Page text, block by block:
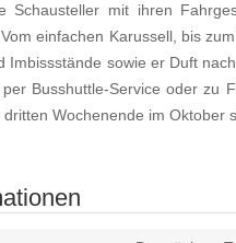
Schausteller mit ihren
einfachen Karussell, bis
Imbissstände sowie er Duft
Busshuttle-Service oder zu
Wochenende im Oktober